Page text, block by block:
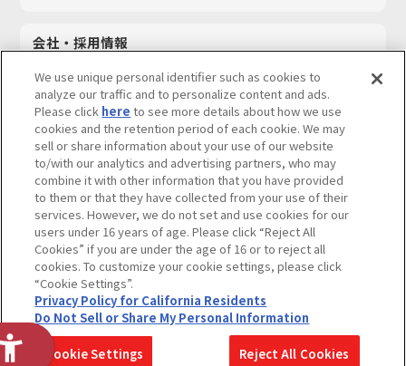
会社・採用情報
採用情報
サステナビリティ
お問い合わせ
ウェブサイトご利用条件 ソーシャルメディアポリシー
個人情報及び特定個人情報等の取り扱いに関する保護方針
Do Not Sell or Share My Personal Information著作権・商標について
カスタマーハラスメントに対する基本的な対応方針
コピーライト一覧を表示する
We use unique personal identifier such as cookies to
analyze our traffic and to personalize content and ads.
Please click here to see more details about how we use
cookies and the retention period of each cookie. We may
sell or share information about your use of our website
to/with our analytics and advertising partners, who may
combine it with other information that you have provided
to them or that they have collected from your use of their
services. However, we do not set and use cookies for our
users under 16 years of age. Please click “Reject All
Cookies” if you are under the age of 16 or to reject all
cookies. To customize your cookie settings, please click
“Cookie Settings”.
Privacy Policy for California Residents
Do Not Sell or Share My Personal Information
Cookie Settings Reject All Cookies